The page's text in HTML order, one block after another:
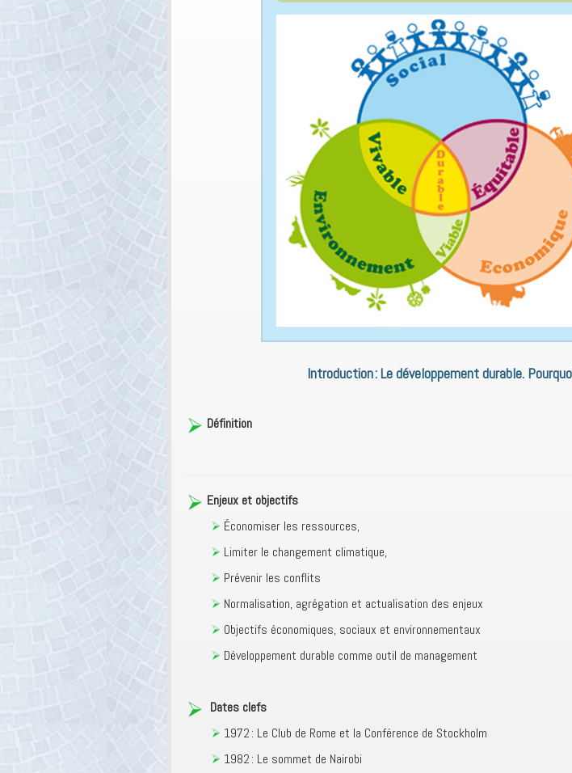
Introduction : Le développement durable.
Définition
Enjeux et objectifs
Économiser les ressources,
Limiter le changement climatique,
Prévenir les conflits
Normalisation, agrégation et actualisation des enjeux
Objectifs économiques, sociaux et environnementaux
Développement durable comme outil de management
Dates clefs
1972 : Le Club de Rome et la Conférence de Stockholm
1982 : Le sommet de Nairobi